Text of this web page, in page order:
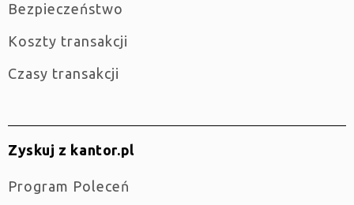
Bezpieczeństwo
Koszty transakcji
Czasy transakcji
Zyskuj z kantor.pl
Program Poleceń